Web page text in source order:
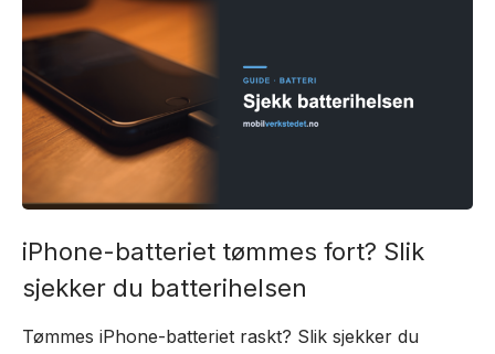
iPhone-batteriet tømmes fort? Slik
sjekker du batterihelsen
Tømmes iPhone-batteriet raskt? Slik sjekker du